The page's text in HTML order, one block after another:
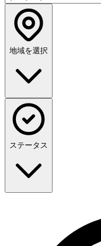
地域を選択
ステータス